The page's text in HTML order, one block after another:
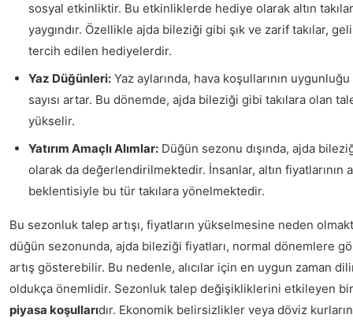
sosyal etkinliktir. Bu etkinliklerde hediye olarak altın
yaygındır. Özellikle ajda bileziği gibi şık ve zarif takılar,
tercih edilen hediyelerdir.
Yaz Düğünleri: Yaz aylarında, hava koşullarının
sayısı artar. Bu dönemde, ajda bileziği gibi takılara olan
yükselir.
Yatırım Amaçlı Alımlar: Düğün sezonu dışında, ajda
olarak da değerlendirilmektedir. İnsanlar, altın fiyatlarının
beklentisiyle bu tür takılara yönelmektedir.
Bu sezonluk talep artışı, fiyatların yükselmesine neden
düğün sezonunda, ajda bileziği fiyatları, normal dönemlere
artış gösterebilir. Bu nedenle, alıcılar için en uygun zaman
oldukça önemlidir. Sezonluk talep değişikliklerini etkileyen
piyasa koşullarıdır. Ekonomik belirsizlikler veya döviz